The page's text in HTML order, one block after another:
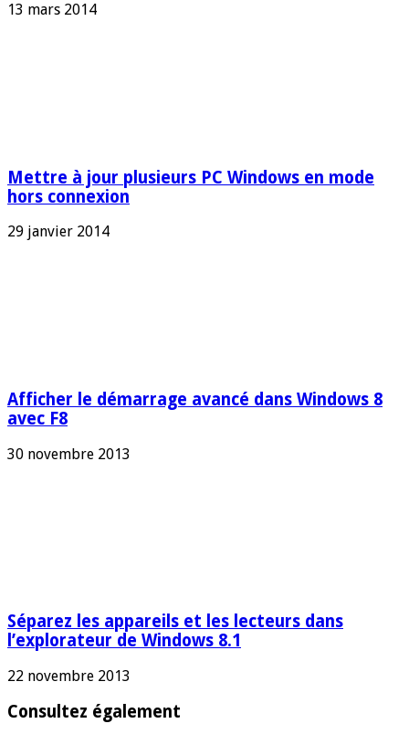
13 mars 2014
Mettre à jour plusieurs PC Windows en mode
hors connexion
29 janvier 2014
Afficher le démarrage avancé dans Windows 8
avec F8
30 novembre 2013
Séparez les appareils et les lecteurs dans
l’explorateur de Windows 8.1
22 novembre 2013
Consultez également